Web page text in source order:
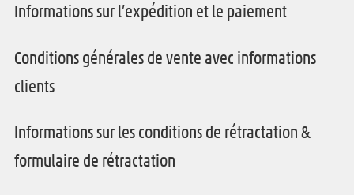
Informations sur l’expédition et le paiement
Conditions générales de vente avec informations
clients
Informations sur les conditions de rétractation &
formulaire de rétractation